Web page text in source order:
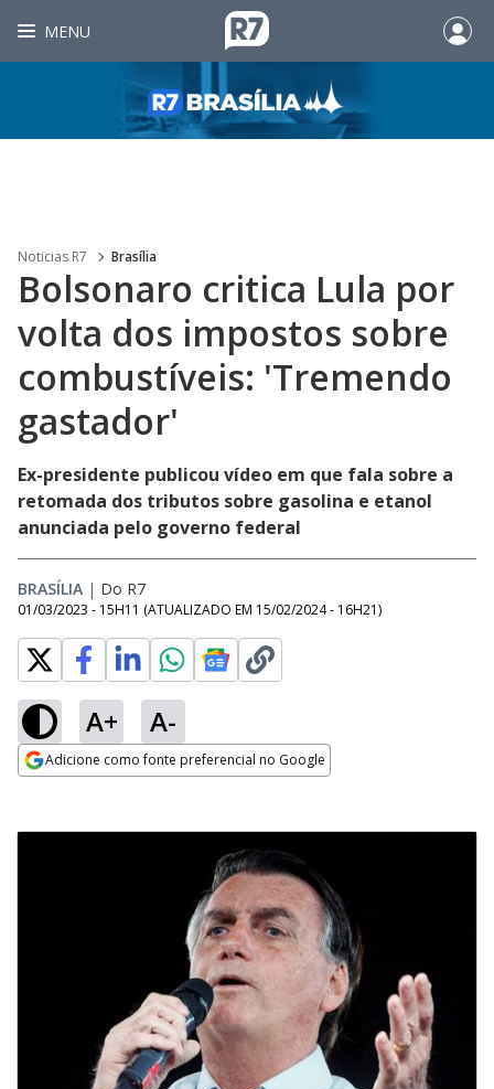
MENU
Noticias R7 Brasília
Bolsonaro critica Lula por
volta dos impostos sobre
combustíveis: 'Tremendo
gastador'
Ex-presidente publicou vídeo em que fala sobre a
retomada dos tributos sobre gasolina e etanol
anunciada pelo governo federal
BRASÍLIA | Do R7
01/03/2023 - 15H11 (ATUALIZADO EM 15/02/2024 - 16H21)
A+ A-
Adicione como fonte preferencial no Google